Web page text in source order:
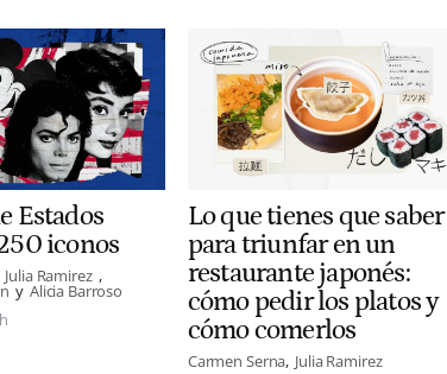
Estados
iconos
Julia Ramirez
Alicia Barroso
Lo que tienes que saber
para triunfar en un
restaurante japonés:
cómo pedir los platos y
cómo comerlos
Carmen Serna Julia Ramirez